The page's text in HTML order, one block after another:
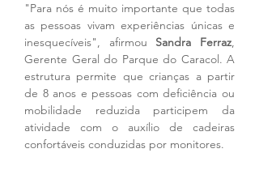
"Para nós é muito importante que todas
as pessoas vivam experiências únicas e
inesquecíveis", afirmou Sandra Ferraz,
Gerente Geral do Parque do Caracol. A
estrutura permite que crianças a partir
de 8 anos e pessoas com deficiência ou
mobilidade reduzida participem da
atividade com o auxílio de cadeiras
confortáveis conduzidas por monitores.